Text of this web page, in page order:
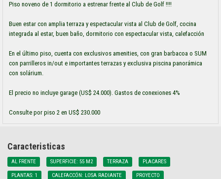
Piso noveno de 1 dormitorio a estrenar frente al Club de Golf !!!!
Buen estar con amplia terraza y espectacular vista al Club de Golf, cocina
integrada al estar, buen baño, dormitorio con espectacular vista, calefacción
En el último piso, cuenta con exclusivos amenities, con gran barbacoa o SUM
con parrilleros in/out e importantes terrazas y exclusiva piscina panorámica
con solárium.
El precio no incluye garage (US$ 24.000). Gastos de conexiones 4%
Consulte por piso 2 en US$ 230.000
Caracteristicas
AL FRENTE SUPERFICIE: 55 M2 TERRAZA PLACARES
PLANTAS: 1 CALEFACCÓN: LOSA RADIANTE PROYECTO